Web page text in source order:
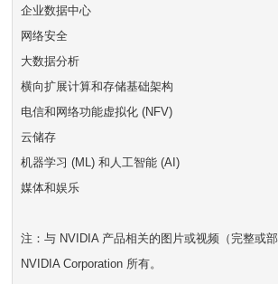
企业数据中心
网络安全
大数据分析
横向扩展计算和存储基础架构
电信和网络功能虚拟化 (NFV)
云储存
机器学习 (ML) 和人工智能 (AI)
媒体和娱乐
注：与 NVIDIA 产品相关的图片或视频（完整或
NVIDIA Corporation 所有。